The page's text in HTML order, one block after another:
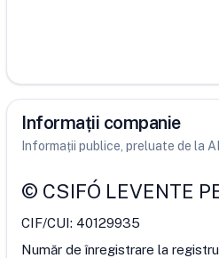
Informații companie
Informații publice, preluate de la
© CSIFÓ LEVENTE
CIF/CUI: 40129935
Număr de înregistrare la